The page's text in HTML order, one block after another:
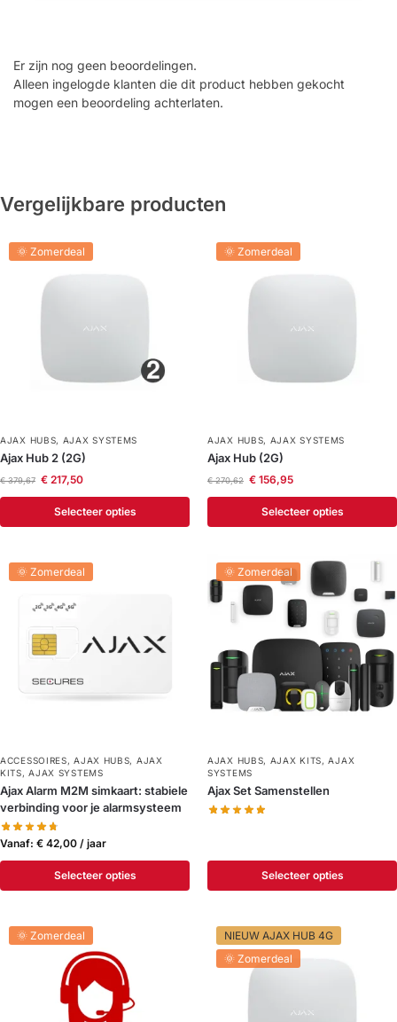
Er zijn nog geen beoordelingen.
Alleen ingelogde klanten die dit product hebben gekocht
mogen een beoordeling achterlaten.
Vergelijkbare producten
🌞 Zomerdeal
AJAX HUBS, AJAX SYSTEMS
Ajax Hub 2 (2G)
€379,67 €217,50
Selecteer opties
🌞 Zomerdeal
AJAX HUBS, AJAX SYSTEMS
Ajax Hub (2G)
€270,62 €156,95
Selecteer opties
🌞 Zomerdeal
ACCESSOIRES,AJAX HUBS, AJAX
KITS,AJAX SYSTEMS
Ajax Alarm M2M simkaart: stabiele
verbinding voor je alarmsysteem
Vanaf: € 42,00 / jaar
Selecteer opties
🌞 Zomerdeal
AJAX HUBS, AJAX KITS,AJAX
SYSTEMS
Ajax Set Samenstellen
Selecteer opties
🌞 Zomerdeal
NIEUW AJAX HUB 4G
🌞 Zomerdeal